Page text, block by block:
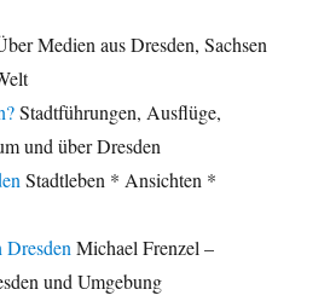
Medien aus Dresden, Sachsen
Stadtführungen, Ausflüge,
und über Dresden
Stadtleben * Ansichten *
Michael Frenzel –
und Umgebung